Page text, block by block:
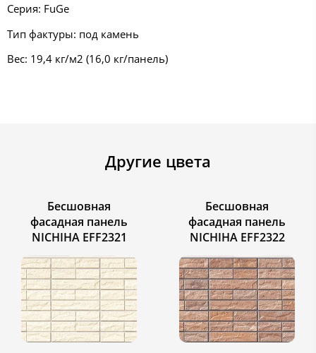
Серия: FuGe
Тип фактуры: под камень
Вес: 19,4 кг/м2 (16,0 кг/панель)
Другие цвета
Бесшовная
фасадная панель
NICHIHA EFF2321
Бесшовная
фасадная панель
NICHIHA EFF2322